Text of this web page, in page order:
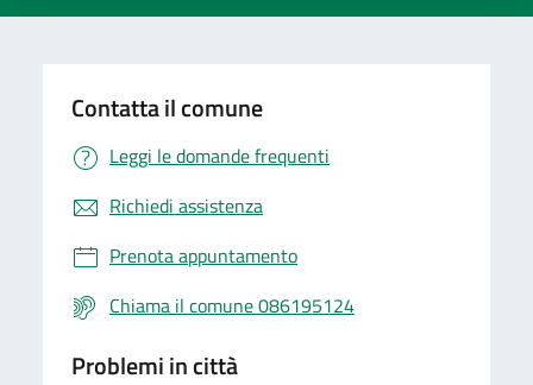
Contatta il comune
Leggi le domande frequenti
Richiedi assistenza
Prenota appuntamento
Chiama il comune 086195124
Problemi in città